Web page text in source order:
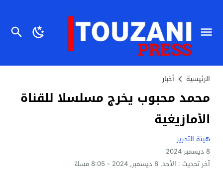
الرئيسية أخبار
محمد محبوب يخرج مسلسلا للقناة
الأمازيغية
هيئة التحرير
8 ديسمبر 2024
آخر تحديث : الأحد, 8 ديسمبر, 2024 - 8:05 مساءً